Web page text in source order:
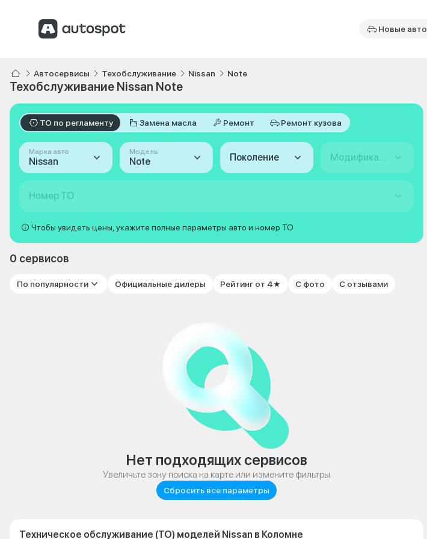
Новые авто
Автосервисы Техобслуживание Nissan Note
Техобслуживание Nissan Note
ТО по регламенту Замена масла Ремонт Ремонт кузова
Марка авто
Nissan
Модель
Note Поколение Модификация
Номер ТО
Чтобы увидеть цены, укажите полные параметры авто и номер ТО
0 сервисов
По популярности Официальные дилеры Рейтинг от 4★ С фото С отзывами
Нет подходящих сервисов
Увеличьте зону поиска на карте или измените фильтры
Сбросить все параметры
Техническое обслуживание (ТО) моделей Nissan в Коломне